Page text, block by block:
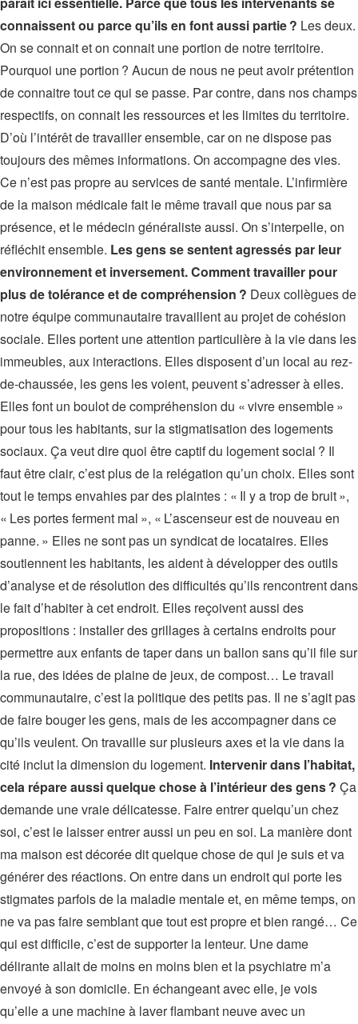
connaissent ou parce qu’ils en font aussi partie ? Les deux.
On se connait et on connait une portion de notre territoire.
Pourquoi une portion ? Aucun de nous ne peut avoir prétention
de connaitre tout ce qui se passe. Par contre, dans nos champs
respectifs, on connait les ressources et les limites du territoire.
D’où l’intérêt de travailler ensemble, car on ne dispose pas
toujours des mêmes informations. On accompagne des vies.
Ce n’est pas propre au services de santé mentale. L’infirmière
de la maison médicale fait le même travail que nous par sa
présence, et le médecin généraliste aussi. On s’interpelle, on
réfléchit ensemble. Les gens se sentent agressés par leur
environnement et inversement. Comment travailler pour
plus de tolérance et de compréhension ? Deux collègues de
notre équipe communautaire travaillent au projet de cohésion
sociale. Elles portent une attention particulière à la vie dans les
immeubles, aux interactions. Elles disposent d’un local au rez-
de-chaussée, les gens les voient, peuvent s’adresser à elles.
Elles font un boulot de compréhension du « vivre ensemble »
pour tous les habitants, sur la stigmatisation des logements
sociaux. Ça veut dire quoi être captif du logement social ? Il
faut être clair, c’est plus de la relégation qu’un choix. Elles sont
tout le temps envahies par des plaintes : « Il y a trop de bruit »,
« Les portes ferment mal », « L’ascenseur est de nouveau en
panne. » Elles ne sont pas un syndicat de locataires. Elles
soutiennent les habitants, les aident à développer des outils
d’analyse et de résolution des difficultés qu’ils rencontrent dans
le fait d’habiter à cet endroit. Elles reçoivent aussi des
propositions : installer des grillages à certains endroits pour
permettre aux enfants de taper dans un ballon sans qu’il file sur
la rue, des idées de plaine de jeux, de compost… Le travail
communautaire, c’est la politique des petits pas. Il ne s’agit pas
de faire bouger les gens, mais de les accompagner dans ce
qu’ils veulent. On travaille sur plusieurs axes et la vie dans la
cité inclut la dimension du logement. Intervenir dans l’habitat,
cela répare aussi quelque chose à l’intérieur des gens ? Ça
demande une vraie délicatesse. Faire entrer quelqu’un chez
soi, c’est le laisser entrer aussi un peu en soi. La manière dont
ma maison est décorée dit quelque chose de qui je suis et va
générer des réactions. On entre dans un endroit qui porte les
stigmates parfois de la maladie mentale et, en même temps, on
ne va pas faire semblant que tout est propre et bien rangé… Ce
qui est difficile, c’est de supporter la lenteur. Une dame
délirante allait de moins en moins bien et la psychiatre m’a
envoyé à son domicile. En échangeant avec elle, je vois
qu’elle a une machine à laver flambant neuve avec un